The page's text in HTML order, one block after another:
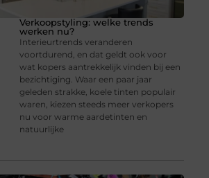
Verkoopstyling: welke trends
werken nu?
Interieurtrends veranderen
voortdurend, en dat geldt ook voor
wat kopers aantrekkelijk vinden bij een
bezichtiging. Waar een paar jaar
geleden strakke, koele tinten populair
waren, kiezen steeds meer verkopers
nu voor warme aardetinten en
natuurlijke